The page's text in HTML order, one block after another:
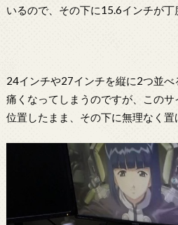
いるので、その下に15.6インチが丁
24インチや27インチを縦に2つ並
痛くなってしまうのですが、この
位置したまま、その下に無理なく置